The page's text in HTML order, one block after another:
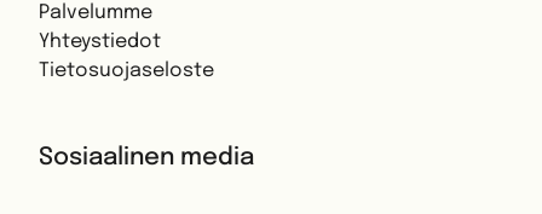
Palvelumme
Yhteystiedot
Tietosuojaseloste
Sosiaalinen media